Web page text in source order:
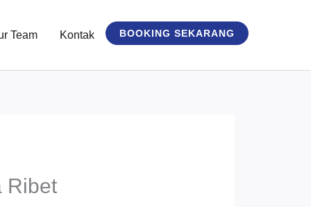
Team Kontak BOOKING SEKARANG
Ribet